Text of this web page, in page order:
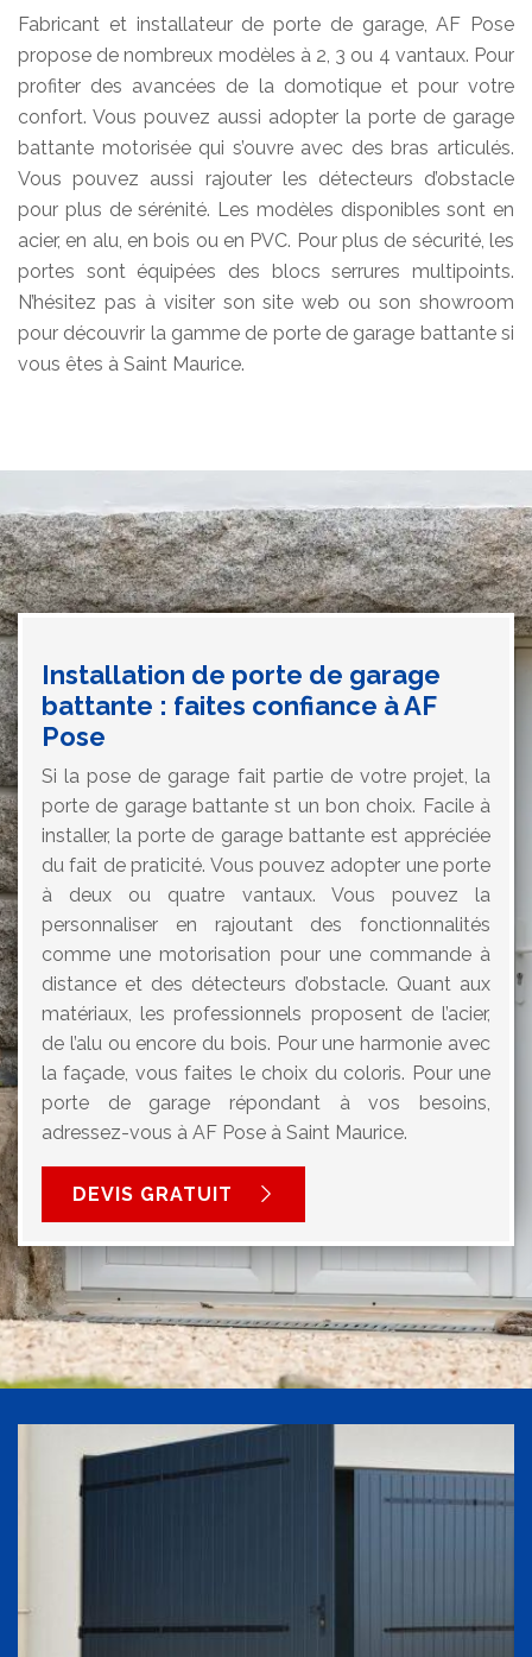
Fabricant et installateur de porte de garage, AF Pose
propose de nombreux modèles à 2, 3 ou 4 vantaux. Pour
profiter des avancées de la domotique et pour votre
confort. Vous pouvez aussi adopter la porte de garage
battante motorisée qui s’ouvre avec des bras articulés.
Vous pouvez aussi rajouter les détecteurs d’obstacle
pour plus de sérénité. Les modèles disponibles sont en
acier, en alu, en bois ou en PVC. Pour plus de sécurité, les
portes sont équipées des blocs serrures multipoints.
N’hésitez pas à visiter son site web ou son showroom
pour découvrir la gamme de porte de garage battante si
vous êtes à Saint Maurice.
Installation de porte de garage
battante : faites confiance à AF
Pose
Si la pose de garage fait partie de votre projet, la
porte de garage battante st un bon choix. Facile à
installer, la porte de garage battante est appréciée
du fait de praticité. Vous pouvez adopter une porte
à deux ou quatre vantaux. Vous pouvez la
personnaliser en rajoutant des fonctionnalités
comme une motorisation pour une commande à
distance et des détecteurs d’obstacle. Quant aux
matériaux, les professionnels proposent de l’acier,
de l’alu ou encore du bois. Pour une harmonie avec
la façade, vous faites le choix du coloris. Pour une
porte de garage répondant à vos besoins,
adressez-vous à AF Pose à Saint Maurice.
DEVIS GRATUIT